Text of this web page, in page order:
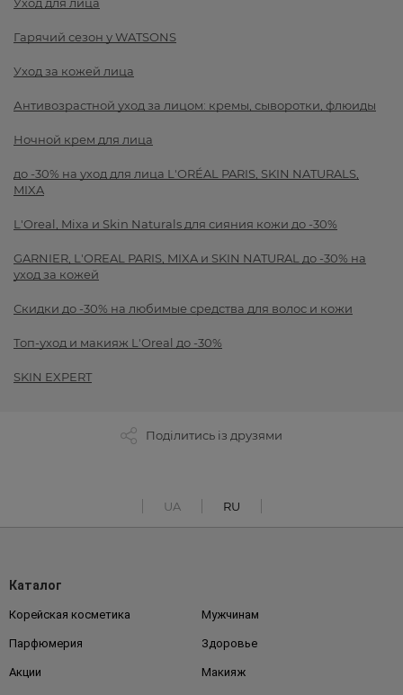
Уход для лица
Гарячий сезон у WATSONS
Уход за кожей лица
Антивозрастной уход за лицом: кремы, сыворотки, флюиды
Ночной крем для лица
до -30% на уход для лица L'ORÉAL PARIS, SKIN NATURALS,
MIXA
L'Oreal, Mixa и Skin Naturals для сияния кожи до -30%
GARNIER, L'OREAL PARIS, MIXA и SKIN NATURAL до -30% на
уход за кожей
Скидки до -30% на любимые средства для волос и кожи
Топ-уход и макияж L'Oreal до -30%
SKIN EXPERT
Поділитись із друзями
UA RU
Каталог
Корейская косметика Мужчинам
Парфюмерия Здоровье
Акции Макияж